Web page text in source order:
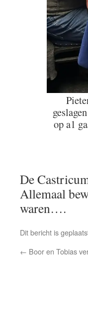
op a1
De
Allemaal
waren….
Dit bericht is
← Boor en Tobias